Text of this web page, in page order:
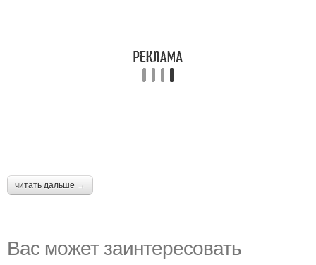
читать дальше →
Вас может заинтересовать